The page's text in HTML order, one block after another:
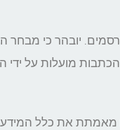
יובהר כי
מועלות על ידי
את כלל המידע